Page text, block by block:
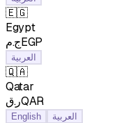
🇪🇬
Egypt
ج.مEGP
العربية
🇶🇦
Qatar
ر.قQAR
English العربية